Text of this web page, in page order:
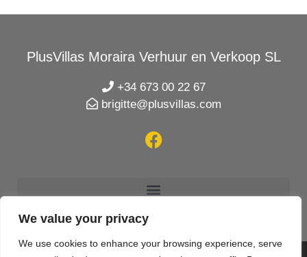
We value your privacy
We use cookies to enhance your browsing experience, serve
PlusVillas Moraira Verhuur en Verkoop SL
+34 673 00 22 67
brigitte@plusvillas.com